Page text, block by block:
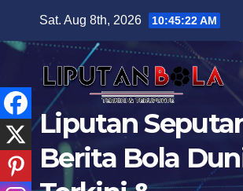
Sat. Aug 8th, 2026 10:45:23 AM
Liputan Seputar
Berita Bola